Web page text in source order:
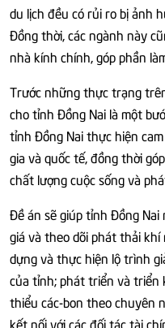
du lịch đều có rủi ro bị ảnh
Đồng thời, các ngành này
nhà kính chính, góp phần
Trước những thực trạng
cho tỉnh Đồng Nai là một
tỉnh Đồng Nai thực hiện
gia và quốc tế, đồng thời
chất lượng cuộc sống và
Đề án sẽ giúp tỉnh Đồng Nai
giá và theo dõi phát thải
dựng và thực hiện lộ trình
của tỉnh; phát triển và triển
thiểu các-bon theo chuyên
kết nối với các đối tác tài